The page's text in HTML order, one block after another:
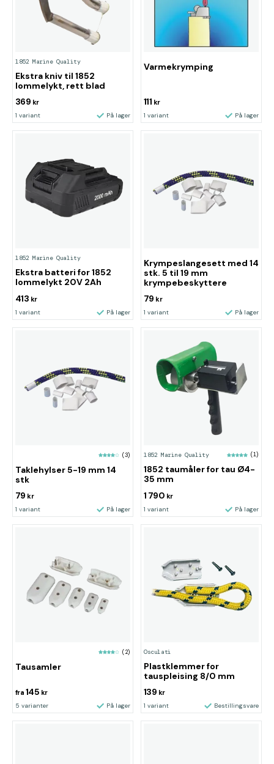
1852 Marine Quality
Ekstra kniv til 1852
lommelykt, rett blad
369 kr
1 variant På lager
Varmekrymping
111 kr
1 variant På lager
1852 Marine Quality
Ekstra batteri for 1852
lommelykt 20V 2Ah
413 kr
1 variant På lager
Krympeslangesett med 14
stk. 5 til 19 mm
krympebeskyttere
79 kr
1 variant På lager
(3)
Taklehylser 5-19 mm 14
stk
79 kr
1 variant På lager
1852 Marine Quality (1)
1852 taumåler for tau Ø4-
35 mm
1 790 kr
1 variant På lager
(2)
Tausamler
fra 145 kr
5 varianter På lager
Osculati
Plastklemmer for
tauspleising 8/0 mm
139 kr
1 variant Bestillingsvare